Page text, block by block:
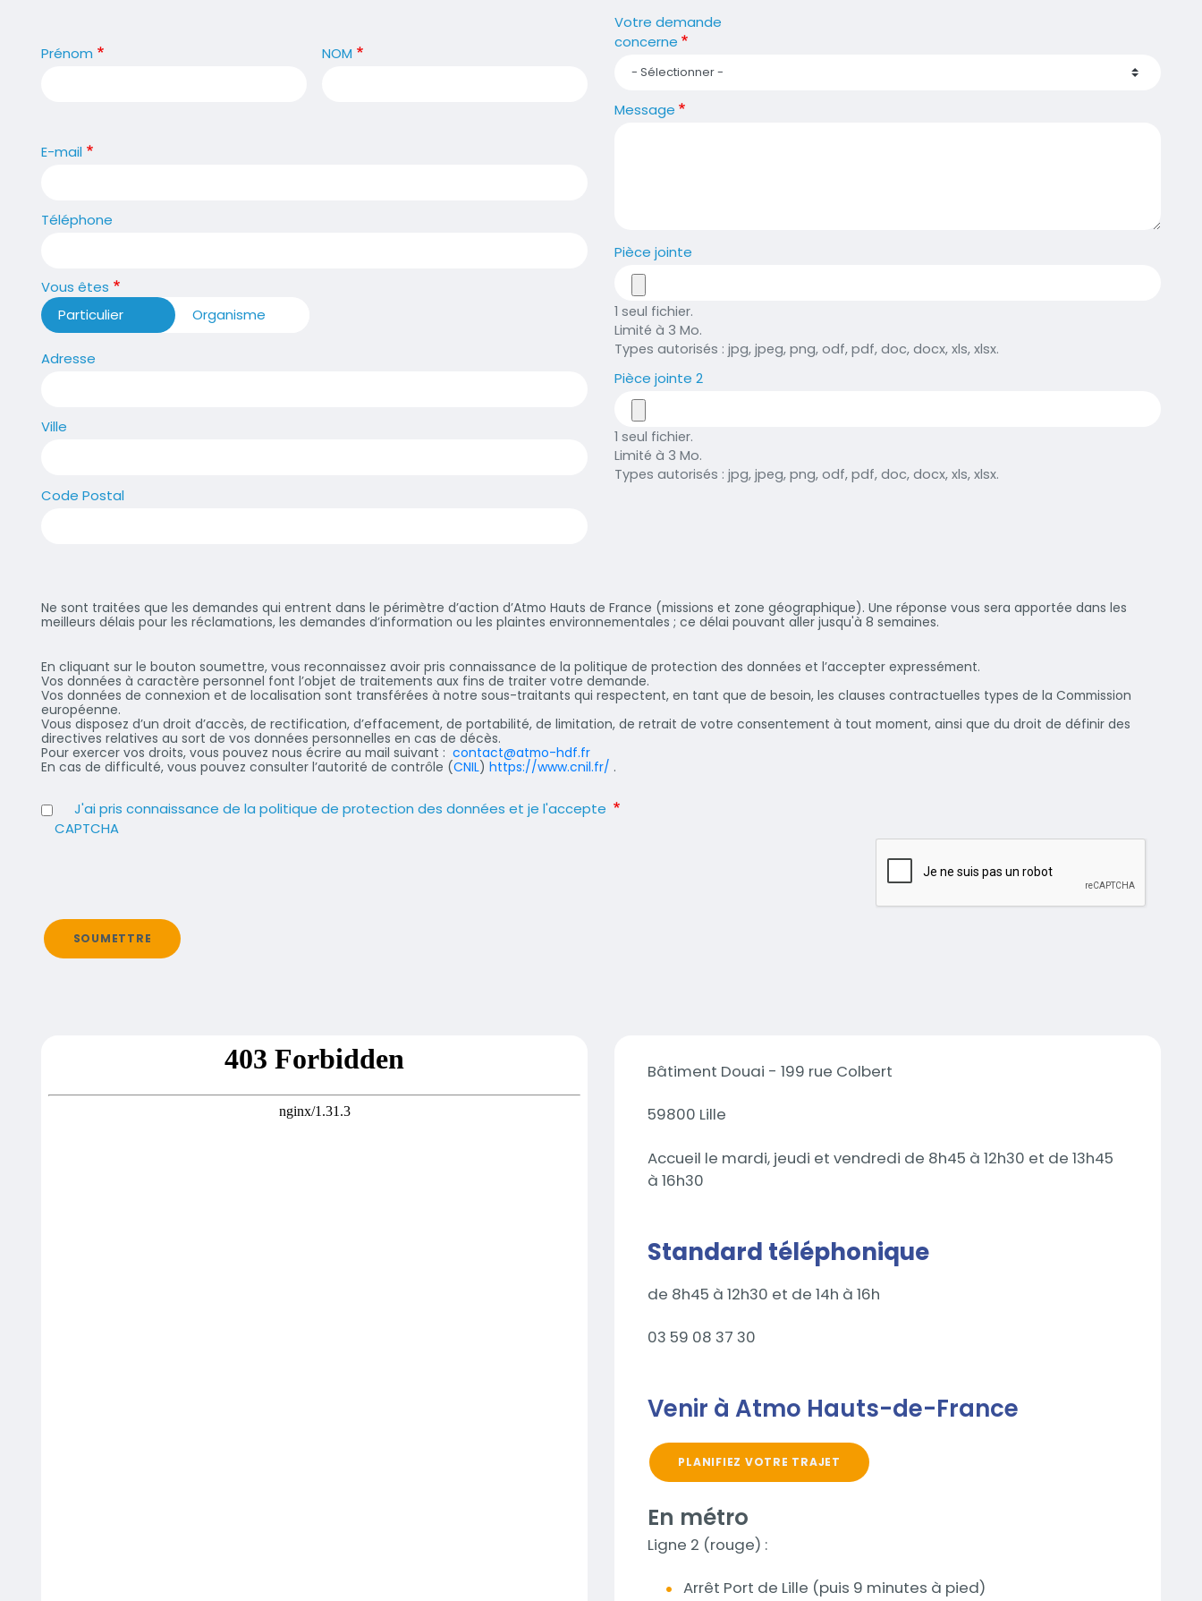
et
Prénom NOM
E-mail
Téléphone
Vous êtes
Particulier
Organisme
Adresse
Adresse
Ville
Code Postal
Votre demande
concerne
Message
Pièce jointe
1 seul fichier.
Limité à 3 Mo.
Types autorisés : jpg, jpeg, png, odf, pdf, doc, docx, xls, xlsx.
Pièce jointe 2
1 seul fichier.
Limité à 3 Mo.
Types autorisés : jpg, jpeg, png, odf, pdf, doc, docx, xls, xlsx.
Ne sont traitées que les demandes qui entrent dans le périmètre d’action d’Atmo Hauts de France (missions et zone géographique). Une réponse vous sera apportée dans les
meilleurs délais pour les réclamations, les demandes d’information ou les plaintes environnementales ; ce délai pouvant aller jusqu'à 8 semaines.
En cliquant sur le bouton soumettre, vous reconnaissez avoir pris connaissance de la politique de protection des données et l’accepter expressément.
Vos données à caractère personnel font l’objet de traitements aux fins de traiter votre demande.
Vos données de connexion et de localisation sont transférées à notre sous-traitants qui respectent, en tant que de besoin, les clauses contractuelles types de la Commission
européenne.
Vous disposez d’un droit d’accès, de rectification, d’effacement, de portabilité, de limitation, de retrait de votre consentement à tout moment, ainsi que du droit de définir des
directives relatives au sort de vos données personnelles en cas de décès.
Pour exercer vos droits, vous pouvez nous écrire au mail suivant :contact@atmo-hdf.fr
En cas de difficulté, vous pouvez consulter l’autorité de contrôle (CNIL)https://www.cnil.fr/ .
J'ai pris connaissance de la politique de protection des données et je l'accepte
CAPTCHA
SOUMETTRE
Adresses
Bâtiment Douai - 199 rue Colbert
59800 Lille
Accueil le mardi, jeudi et vendredi de 8h45 à 12h30 et de 13h45
à 16h30
Standard téléphonique
de 8h45 à 12h30 et de 14h à 16h
03 59 08 37 30
Venir à Atmo Hauts-de-France
PLANIFIEZ VOTRE TRAJET
En métro
Ligne 2 (rouge) :
Arrêt Port de Lille (puis 9 minutes à pied)